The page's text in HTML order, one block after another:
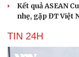
Kết quả ASEAN
nhẹ, gặp ĐT Việt
TIN 24H